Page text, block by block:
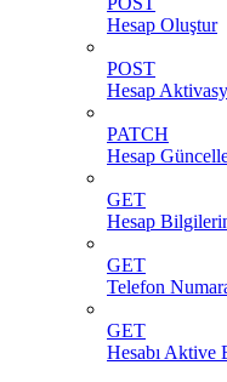
Hesap Oluştur
POST
Hesap
PATCH
Hesap
GET
Hesap
GET
Telefon
GET
Hesabı Aktive